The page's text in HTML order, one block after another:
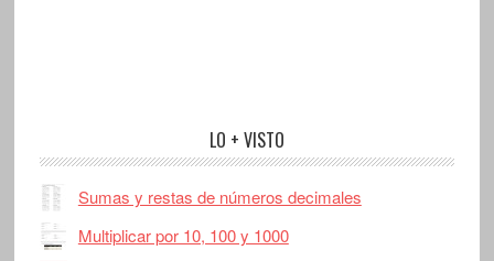
LO + VISTO
Sumas y restas de números decimales
Multiplicar por 10, 100 y 1000